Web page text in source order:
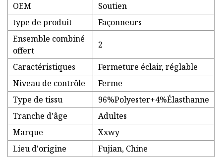
OEM
Soutien
type de produit
Façonneurs
Ensemble combiné
offert
2
Caractéristiques
Fermeture éclair, réglable
Niveau de contrôle
Ferme
Type de tissu
96%Polyester+4%Élasthanne
Tranche d'âge
Adultes
Marque
Xxwy
Lieu d'origine
Fujian, Chine